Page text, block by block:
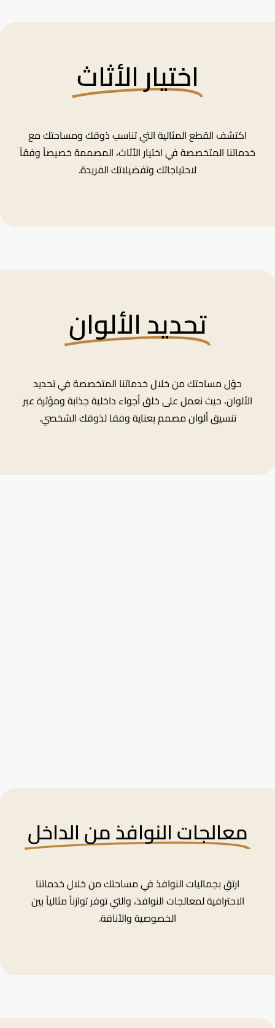
اختيار الأثاث
اكتشف القطع المثالية التي تناسب ذوقك ومساحتك مع
خدماتنا المتخصصة في اختيار الأثاث، المصممة خصيصاً وفقاً
لاحتياجاتك وتفضيلاتك الفريدة.
تحديد الألوان
حوّل مساحتك من خلال خدماتنا المتخصصة في تحديد
الألوان، حيث نعمل على خلق أجواء داخلية جذابة ومؤثرة عبر
تنسيق ألوان مصمم بعناية وفقا لذوقك الشخصي.
معالجات النوافذ من الداخل
ارتقِ بجماليات النوافذ في مساحتك من خلال خدماتنا
الاحترافية لمعالجات النوافذ، والتي توفر توازناً مثالياً بين
الخصوصية والأناقة.